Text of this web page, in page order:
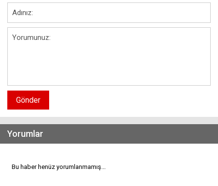
Gönder
Yorumlar
Bu haber henüz yorumlanmamış...